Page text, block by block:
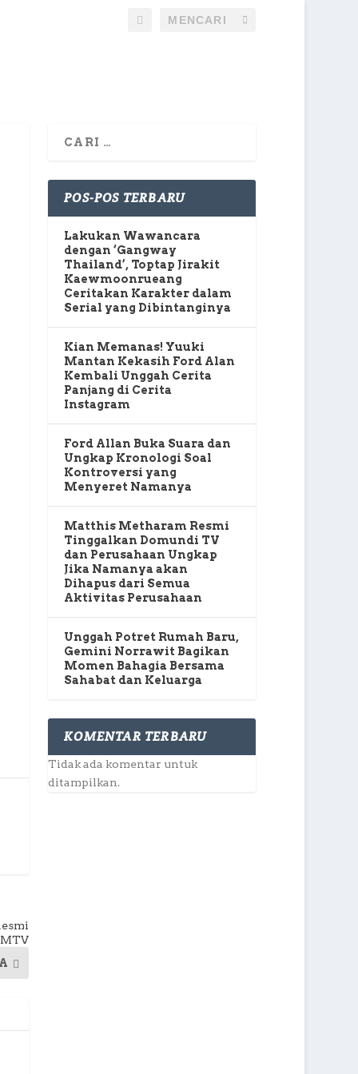
POS-POS TERBARU
Lakukan Wawancara
dengan ‘Gangway
Thailand’, Toptap Jirakit
Kaewmoonrueang
Ceritakan Karakter dalam
Serial yang Dibintanginya
Kian Memanas! Yuuki
Mantan Kekasih Ford Alan
Kembali Unggah Cerita
Panjang di Cerita
Instagram
Ford Allan Buka Suara dan
Ungkap Kronologi Soal
Kontroversi yang
Menyeret Namanya
Matthis Metharam Resmi
Tinggalkan Domundi TV
dan Perusahaan Ungkap
Jika Namanya akan
Dihapus dari Semua
Aktivitas Perusahaan
Unggah Potret Rumah Baru,
Gemini Norrawit Bagikan
Momen Bahagia Bersama
Sahabat dan Keluarga
KOMENTAR TERBARU
Tidak ada komentar untuk
ditampilkan.